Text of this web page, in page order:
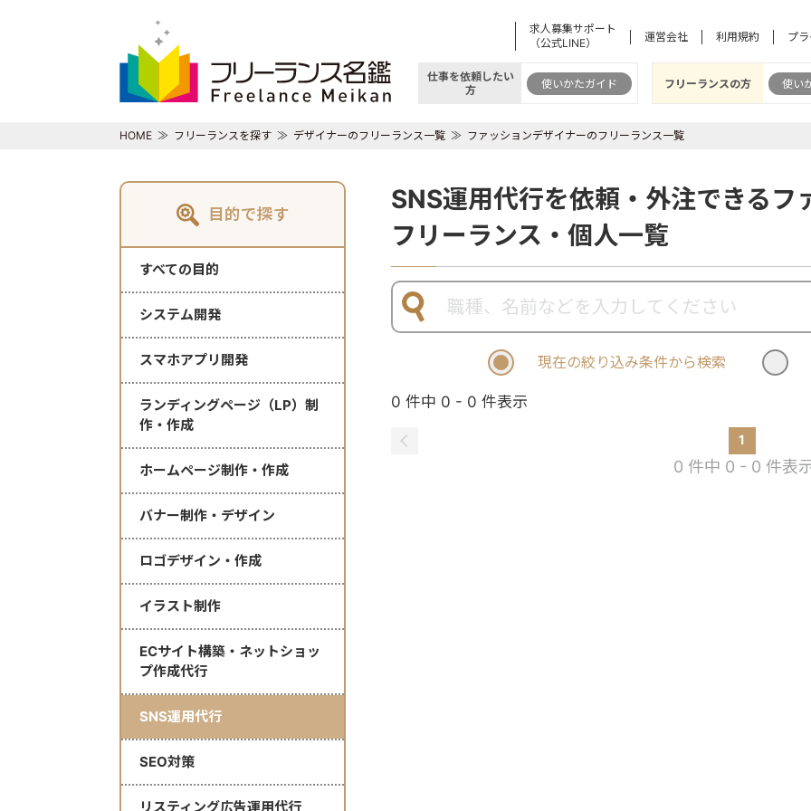
求人募集サポート
（公式LINE）
運営会社 利用規約 プ
仕事を依頼したい
方
使いかたガイド フリーランスの方 使い
HOME フリーランスを探す デザイナーのフリーランス一覧 ファッションデザイナーのフリーランス一覧
目的で探す
すべての目的
システム開発
スマホアプリ開発
ランディングページ（LP）制
作・作成
ホームページ制作・作成
バナー制作・デザイン
ロゴデザイン・作成
イラスト制作
ECサイト構築・ネットショッ
プ作成代行
SNS運用代行
SEO対策
リスティング広告運用代行
SNS運用代行を依頼・外注できるフ
フリーランス・個人一覧
現在の絞り込み条件から検索
0 件中 0 - 0 件表示
1
0 件中 0 - 0 件表